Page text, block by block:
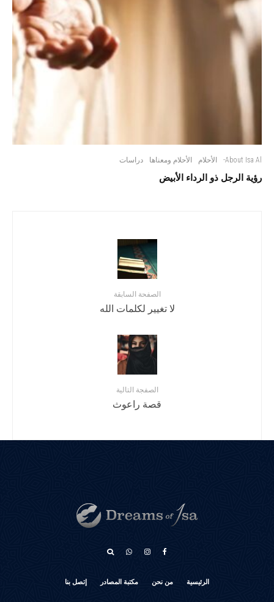
About Isa Al- الأحلام الأحلام ومعناها دراسات
رؤية الرجل ذو الرداء الأبيض
الصفحة السابقة
لا تغيير لكلمات الله
الصفجة التالية
قصة راعوث
الرئيسية من نحن مكتبة المصادر إتصل بنا